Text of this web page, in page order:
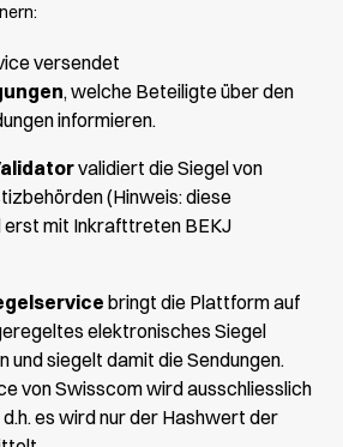
versendet
, welche Beteiligte über den
informieren.
validiert die Siegel von
(Hinweis: diese
erst mit Inkrafttreten BEKJ
bringt die Plattform auf
elektronisches Siegel
und siegelt damit die Sendungen.
von Swisscom wird ausschliesslich
es wird nur der Hashwert der